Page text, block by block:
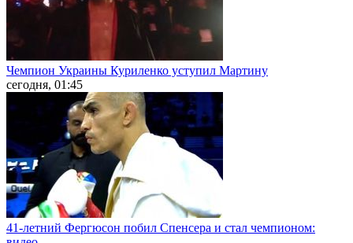
Чемпион Украины Куриленко уступил Мартину
сегодня, 01:45
41-летний Фергюсон побил Спенсера и стал чемпионом: